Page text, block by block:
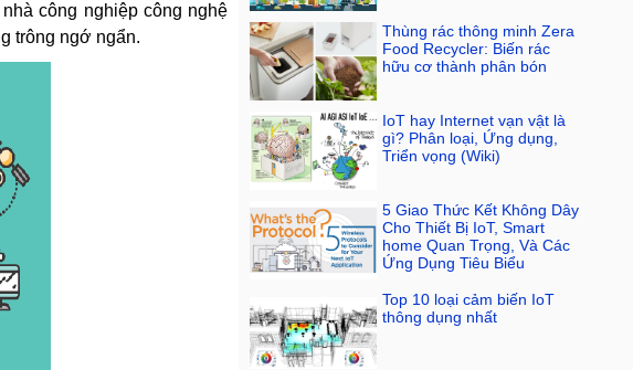
công nghiệp công nghệ
trông ngớ ngẩn.
Thùng rác thông minh Zera
Food Recycler: Biến rác
hữu cơ thành phân bón
IoT hay Internet vạn vật là
gì? Phân loại, Ứng dụng,
Triển vọng (Wiki)
5 Giao Thức Kết Không Dây
Cho Thiết Bị IoT, Smart
home Quan Trọng, Và Các
Ứng Dụng Tiêu Biểu
Top 10 loại cảm biến IoT
thông dụng nhất